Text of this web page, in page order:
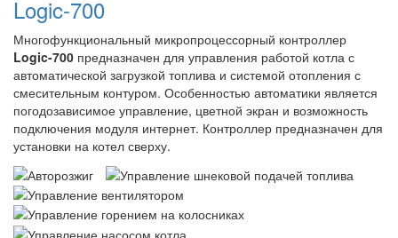
Logic-700
Многофункциональный микропроцессорный контроллер
Logic-700 предназначен для управления работой котла с
автоматической загрузкой топлива и системой отопления с
смесительным контуром. Особенностью автоматики является
погодозависимое управление, цветной экран и возможность
подключения модуля интернет. Контроллер предназначен для
установки на котел сверху.